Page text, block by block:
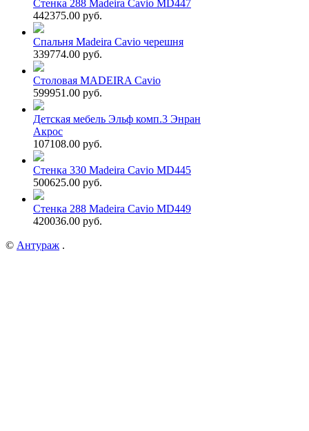
Стенка 288 Madeira Cavio MD447
442375.00 руб.
Спальня Madeira Cavio черешня
339774.00 руб.
Столовая MADEIRA Cavio
599951.00 руб.
Детская мебель Эльф комп.3 Энран
Акрос
107108.00 руб.
Стенка 330 Madeira Cavio MD445
500625.00 руб.
Стенка 288 Madeira Cavio MD449
420036.00 руб.
© Антураж .